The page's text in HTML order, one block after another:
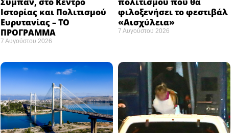
Σύμπαν, στο Κέντρο
Ιστορίας και Πολιτισμού
Ευρυτανίας – ΤΟ
ΠΡΟΓΡΑΜΜΑ
7 Αυγούστου 2026
πολιτισμού που θα
φιλοξενήσει το φεστιβάλ
«Αισχύλεια» ​
7 Αυγούστου 2026